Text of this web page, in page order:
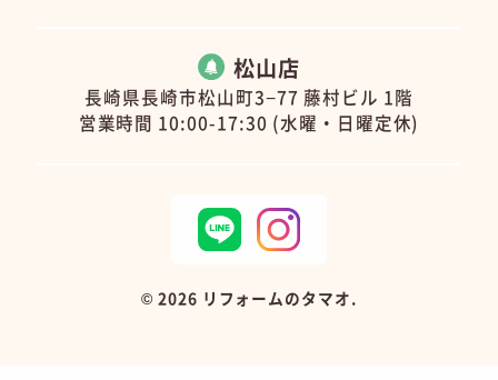
松山店
長崎県長崎市松山町3−77 藤村ビル 1階
営業時間 10:00-17:30 (水曜・日曜定休)
© 2026 リフォームのタマオ.